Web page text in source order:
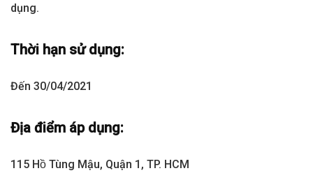
dụng.
Thời hạn sử dụng:
Đến 30/04/2021
Địa điểm áp dụng:
115 Hồ Tùng Mậu, Quận 1, TP. HCM